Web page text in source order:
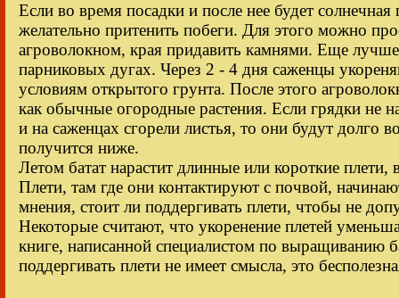
Если во время посадки и после нее будет солнечная
желательно притенить побеги. Для этого можно
агроволокном, края придавить камнями. Еще лучше
парниковых дугах. Через 2 - 4 дня саженцы
условиям открытого грунта. После этого
как обычные огородные растения. Если грядки не
и на саженцах сгорели листья, то они будут долго
получится ниже.
Летом батат нарастит длинные или короткие плети,
Плети, там где они контактируют с почвой,
мнения, стоит ли поддергивать плети, чтобы не
Некоторые считают, что укоренение плетей
книге, написанной специалистом по выращиванию
поддергивать плети не имеет смысла, это